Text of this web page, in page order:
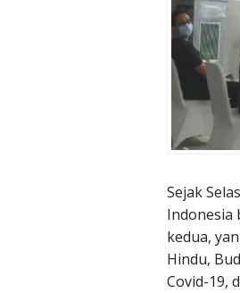
Sejak
Indonesia
kedua,
Hindu,
Covid-19,